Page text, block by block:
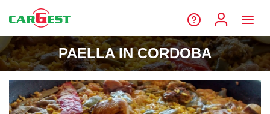
PAELLA IN CORDOBA